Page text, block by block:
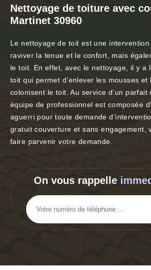
Nettoyage de toiture avec
Martinet 30960
Le nettoyage de toit est une
raviver la tenue et le confort, mais
le toit. En effet, avec le nettoyage, il y a
toit qui permet d’enlever les mousses et
colonisent le toit. Au service d’un
équipe de professionnel est composée
aguerri pour toute demande
gratuit couverture et sans engagement,
faire parvenir votre demande.
On vous rappelle